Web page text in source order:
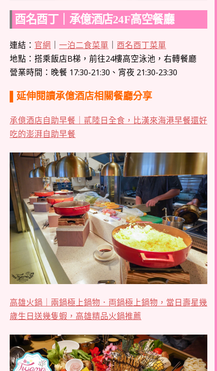
酉名酉丁｜承億酒店24F高空餐廳
連結： 官網 一泊二食菜單
酉名酉丁菜單
地點：搭乘飯店B梯，前往24樓高空泳池，右轉餐廳
營業時間：晚餐 17:30-21:30、宵夜 21:30-23:30
▌延伸閱讀承億酒店相關餐廳分享
承億酒店自助早餐｜貳陸日全食，比漢來海港早餐還好
吃的澎湃自助早餐
高雄火鍋｜兩鍋極上鍋物．両鍋極上鍋物，當日壽星幾
歲生日送幾隻蝦，高雄精品火鍋推薦